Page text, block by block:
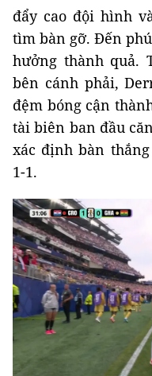
đẩy cao đội hình
tìm bàn gỡ. Đến
hưởng thành quả.
bên cánh phải,
đệm bóng cận
tài biên ban đầu
xác định bàn
1-1.